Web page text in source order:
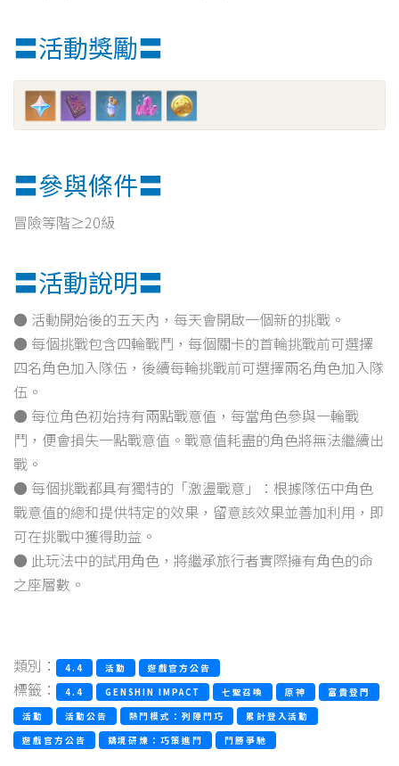
〓活動獎勵〓
〓參與條件〓
冒險等階≥20級
〓活動說明〓
● 活動開始後的五天內，每天會開啟一個新的挑戰。
● 每個挑戰包含四輪戰鬥，每個關卡的首輪挑戰前可選擇
四名角色加入隊伍，後續每輪挑戰前可選擇兩名角色加入隊
伍。
● 每位角色初始持有兩點戰意值，每當角色參與一輪戰
鬥，便會損失一點戰意值。戰意值耗盡的角色將無法繼續出
戰。
● 每個挑戰都具有獨特的「激盪戰意」：根據隊伍中角色
戰意值的總和提供特定的效果，留意該效果並善加利用，即
可在挑戰中獲得助益。
● 此玩法中的試用角色，將繼承旅行者實際擁有角色的命
之座層數。
類別： 4.4 活動 遊戲官方公告
標籤： 4.4 GENSHIN IMPACT 七聖召喚 原神
富貴登門
活動
活動公告 熱鬥模式：列陣鬥巧
累計登入活動
遊戲官方公告
鑄境研煉：巧策進鬥 鬥勝爭馳